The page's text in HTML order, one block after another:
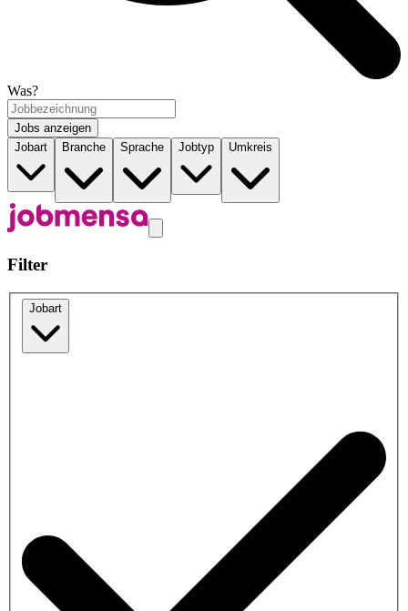
Was?
Jobs anzeigen
Jobart
Branche Sprache Jobtyp Umkreis
Filter
Jobart